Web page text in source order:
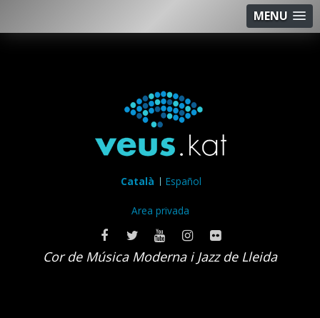
MENU
Català Español
Area privada
Cor de Música Moderna i Jazz de Lleida